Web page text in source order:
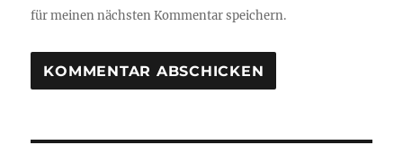
für meinen nächsten Kommentar speichern.